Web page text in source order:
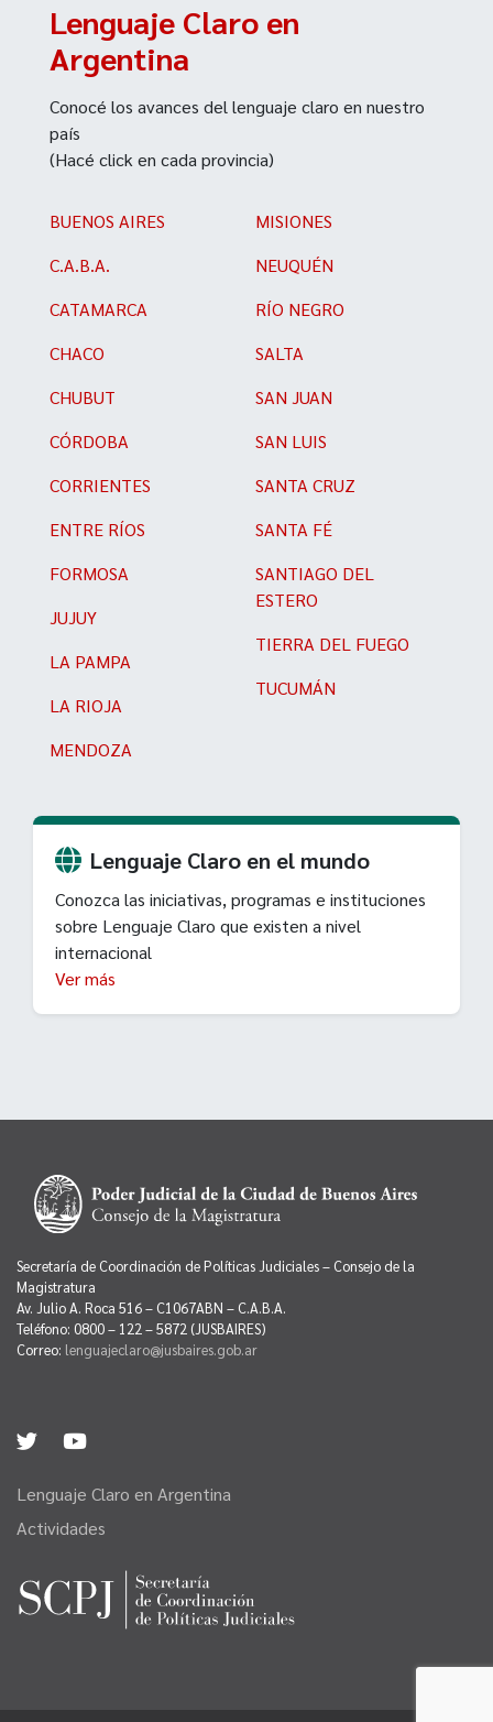
Lenguaje Claro en
Argentina
Conocé los avances del lenguaje claro en nuestro
país
(Hacé click en cada provincia)
BUENOS AIRES
C.A.B.A.
CATAMARCA
CHACO
CHUBUT
CÓRDOBA
CORRIENTES
ENTRE RÍOS
FORMOSA
JUJUY
LA PAMPA
LA RIOJA
MENDOZA
MISIONES
NEUQUÉN
RÍO NEGRO
SALTA
SAN JUAN
SAN LUIS
SANTA CRUZ
SANTA FÉ
SANTIAGO DEL
ESTERO
TIERRA DEL FUEGO
TUCUMÁN
Lenguaje Claro en el mundo
Conozca las iniciativas, programas e instituciones
sobre Lenguaje Claro que existen a nivel
internacional
Ver más
Secretaría de Coordinación de Políticas Judiciales – Consejo de la
Magistratura
Av. Julio A. Roca 516 – C1067ABN – C.A.B.A.
Teléfono: 0800 – 122 – 5872 (JUSBAIRES)
Correo: lenguajeclaro@jusbaires.gob.ar
Lenguaje Claro en Argentina
Actividades